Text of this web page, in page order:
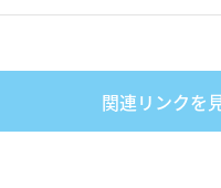
関連リンクを